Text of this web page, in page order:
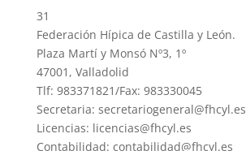
31
Federación Hípica de Castilla y León.
Plaza Martí y Monsó Nº3, 1º
47001, Valladolid
Tlf: 983371821/Fax: 983330045
Secretaria: secretariogeneral@fhcyl.es
Licencias: licencias@fhcyl.es
Contabilidad: contabilidad@fhcyl.es